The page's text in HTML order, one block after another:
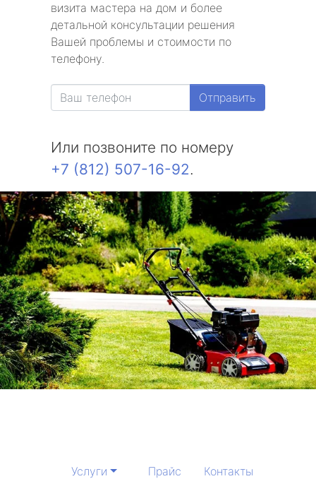
визита мастера на дом и более
детальной консультации решения
Вашей проблемы и стоимости по
телефону.
Отправить
Или позвоните по номеру
+7 (812) 507-16-92.
Услуги Прайс Контакты